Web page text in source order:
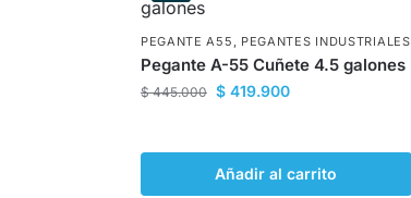
PEGANTE A55 , PEGANTES INDUSTRIALES
Pegante A-55 Cuñete 4.5 galones
$445.000 $419.900
Añadir al carrito